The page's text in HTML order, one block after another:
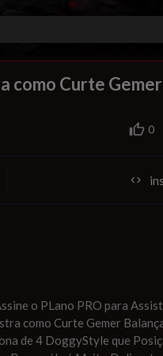
como Curte
0
o PLano PRO para
como Curte Gemer
de 4 DoggyStyle que